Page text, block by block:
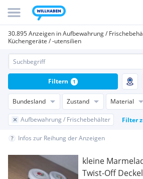
30.895 Anzeigen in Aufbewahrung /
Küchengeräte / -utensilien
Bundesland Zustand Material
Aufbewahrung / Frischebehälter Filter
Filtern 1
Infos zur Reihung der Anzeigen
kleine
Twist-Off